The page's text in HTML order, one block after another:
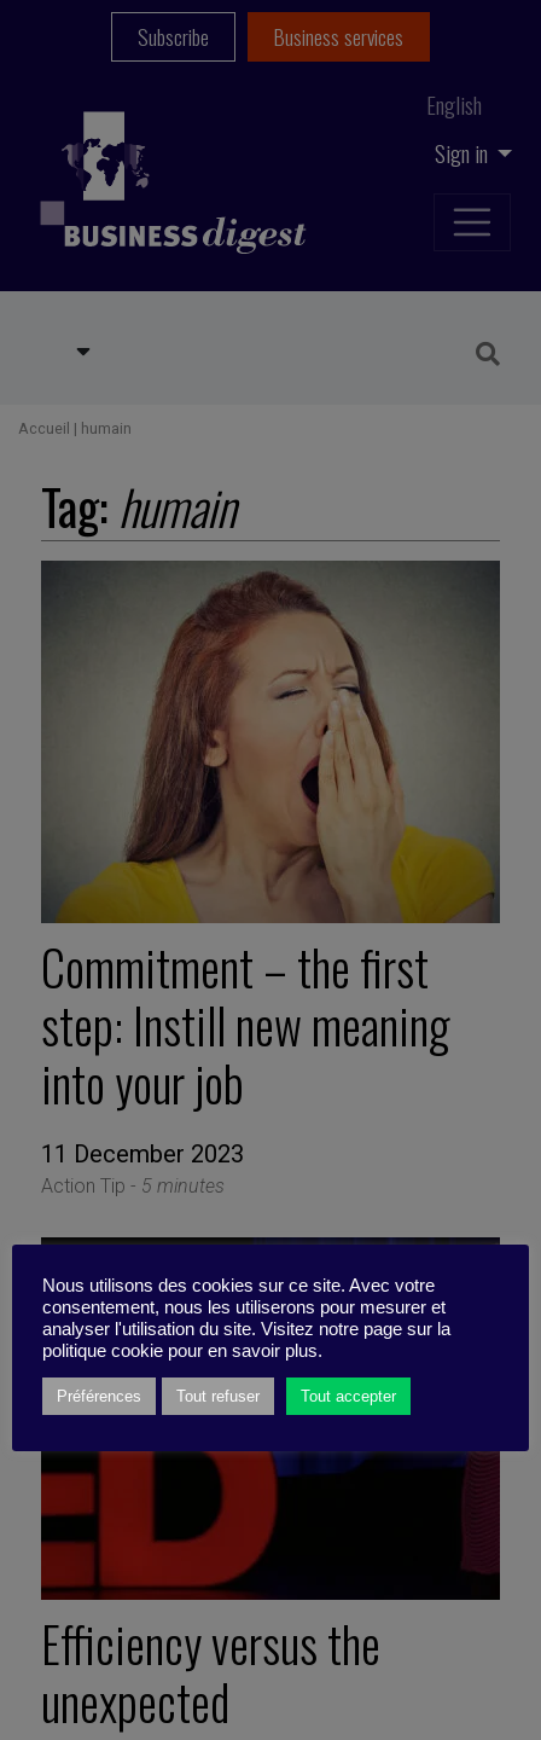
Sign in
English
Subscribe Business services
Accueil | humain
Tag:humain
Commitment – the first
step: Instill new meaning
into your job
11 December 2023
Action Tip - 5 minutes
Efficiency versus the
unexpected
Nous utilisons des cookies sur ce site. Avec votre
consentement, nous les utiliserons pour mesurer et
analyser l'utilisation du site. Visitez notre page sur la
politique cookie pour en savoir plus.
Préférences Tout refuser Tout accepter